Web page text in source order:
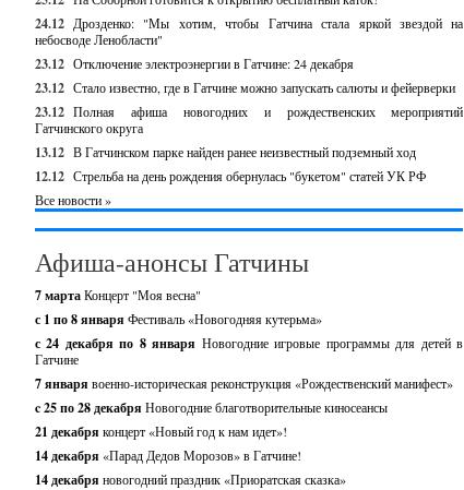
24.12 Дрозденко: "Мы хотим, чтобы Гатчина стала яркой звездой на
небосводе Ленобласти"
23.12 Отключение электроэнергии в Гатчине: 24 декабря
23.12 Стало известно, где в Гатчине можно запускать салюты и фейерверки
23.12 Полная афиша новогодних и рождественских мероприятий
Гатчинского округа
13.12 В Гатчинском парке найден ранее неизвестный подземный ход
12.12 Стрельба на день рождения обернулась "букетом" статей УК РФ
Все новости »
Афиша-анонсы Гатчины
7 мартаКонцерт "Моя весна"
с 1 по 8 января Фестиваль «Новогодняя кутерьма»
с 24 декабря по 8 января Новогодние игровые программы для детей в
Гатчине
7 января военно-историческая реконструкция «Рождественский манифест»
c 25 по 28 декабря Новогодние благотворительные киносеансы
21 декабря концерт «Новый год к нам идет»!
14 декабря «Парад Дедов Морозов» в Гатчине!
14 декабря новогодний праздник «Приоратская сказка»